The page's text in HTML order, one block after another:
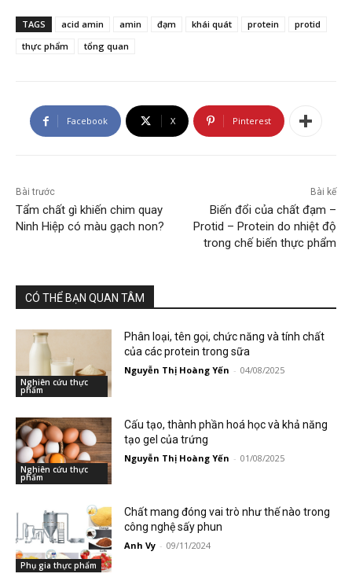
TAGS acid amin amin đạm khái quát protein
protid
thực phẩm
tổng quan
Facebook X Pinterest
Bài trước
Tẩm chất gì khiến chim quay
Ninh Hiệp có màu gạch non?
Bài kế
Biến đổi của chất đạm –
Protid – Protein do nhiệt độ
trong chế biến thực phẩm
CÓ THỂ BẠN QUAN TÂM
Nghiên cứu thực
phẩm
Phân loại, tên gọi, chức năng và tính chất
của các protein trong sữa
Nguyễn Thị Hoàng Yến - 04/08/2025
Nghiên cứu thực
phẩm
Cấu tạo, thành phần hoá học và khả năng
tạo gel của trứng
Nguyễn Thị Hoàng Yến - 01/08/2025
Phụ gia thực phẩm
Chất mang đóng vai trò như thế nào trong
công nghệ sấy phun
Anh Vy - 09/11/2024